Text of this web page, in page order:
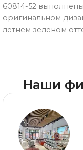
60814-52
оригинальном
летнем зелёном
Наши